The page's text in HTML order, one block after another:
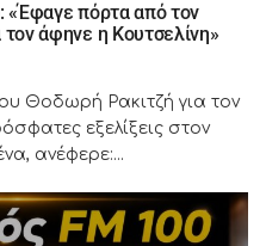
«Έφαγε πόρτα από τον
άφηνε η Κουτσελίνη»
Θοδωρή Ρακιτζή για τον
εξελίξεις στον
ανέφερε:...